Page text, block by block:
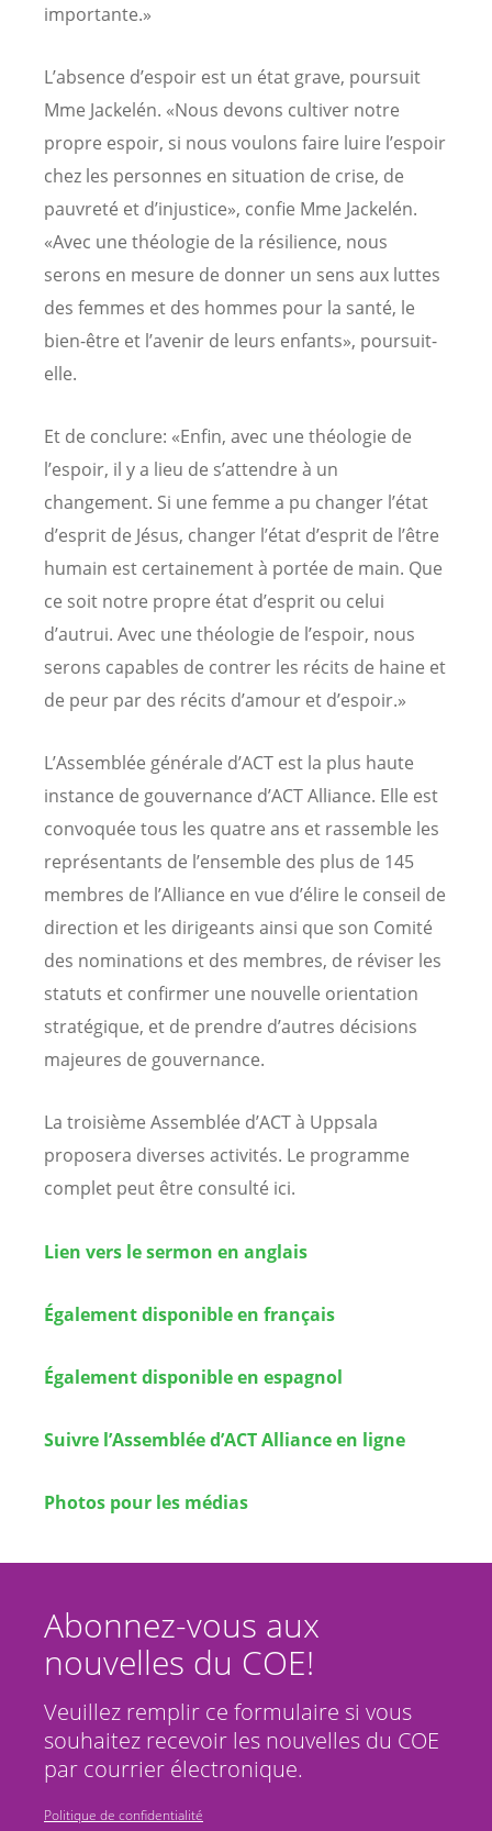
importante.»
L’absence d’espoir est un état grave, poursuit
Mme Jackelén. «Nous devons cultiver notre
propre espoir, si nous voulons faire luire l’espoir
chez les personnes en situation de crise, de
pauvreté et d’injustice», confie Mme Jackelén.
«Avec une théologie de la résilience, nous
serons en mesure de donner un sens aux luttes
des femmes et des hommes pour la santé, le
bien-être et l’avenir de leurs enfants», poursuit-
elle.
Et de conclure: «Enfin, avec une théologie de
l’espoir, il y a lieu de s’attendre à un
changement. Si une femme a pu changer l’état
d’esprit de Jésus, changer l’état d’esprit de l’être
humain est certainement à portée de main. Que
ce soit notre propre état d’esprit ou celui
d’autrui. Avec une théologie de l’espoir, nous
serons capables de contrer les récits de haine et
de peur par des récits d’amour et d’espoir.»
L’Assemblée générale d’ACT est la plus haute
instance de gouvernance d’ACT Alliance. Elle est
convoquée tous les quatre ans et rassemble les
représentants de l’ensemble des plus de 145
membres de l’Alliance en vue d’élire le conseil de
direction et les dirigeants ainsi que son Comité
des nominations et des membres, de réviser les
statuts et confirmer une nouvelle orientation
stratégique, et de prendre d’autres décisions
majeures de gouvernance.
La troisième Assemblée d’ACT à Uppsala
proposera diverses activités. Le programme
complet peut être consulté ici.
Lien vers le sermon en anglais
Également disponible en français
Également disponible en espagnol
Suivre l’Assemblée d’ACT Alliance en ligne
Photos pour les médias
Abonnez-vous aux
nouvelles du COE!
Veuillez remplir ce formulaire si vous
souhaitez recevoir les nouvelles du COE
par courrier électronique.
Politique de confidentialité